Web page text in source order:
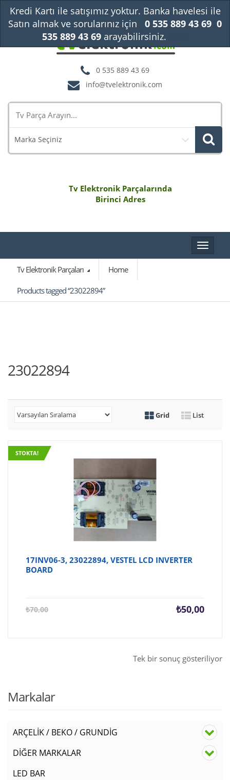
0 535 889 43 69
info@tvelektronik.com
Marka Seçiniz
Tv Elektronik Parçalarında
Birinci Adres
Toggle
Tv Elektronik Parçaları
Home
Products tagged “23022894”
23022894
Grid List
STOKTA!
17INV06-3, 23022894, VESTEL LCD INVERTER
BOARD
₺70,00 ₺50,00
Şu
Tek bir sonuç gösteriliyor
Markalar
ARÇELİK / BEKO / GRUNDİG
DİĞER MARKALAR
LED BAR
Kredi Kartı ile satışımız yoktur. Banka havelesi ile
Satın almak ve sorularınız için
0 535 889 43 69 0
535 889 43 69arayabilirsiniz.